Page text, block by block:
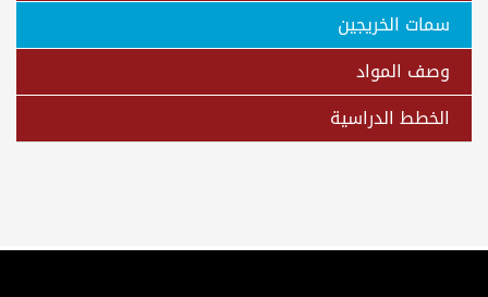
سمات الخريجين
وصف المواد
الخطط الدراسية